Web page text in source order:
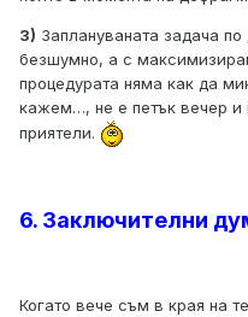
3) Заплануваната задача
безшумно, а с
процедурата няма как да
кажем…, не е петък вечер и
приятели.
6. Заключителни
Когато вече съм в края на